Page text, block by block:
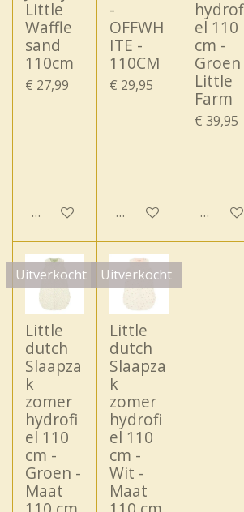
Little
Waffle
sand
110cm
€ 27,99
In winkelwagen
-
OFFWH
ITE -
110CM
€ 29,95
In winkelwagen
el 110
cm -
Groen
Little
Farm
€ 39,95
In
Uitverkocht
Little
dutch
Slaapza
k
zomer
hydrofi
el 110
cm -
Groen -
Maat
Uitverkocht
Little
dutch
Slaapza
k
zomer
hydrofi
el 110
cm -
Wit -
Maat